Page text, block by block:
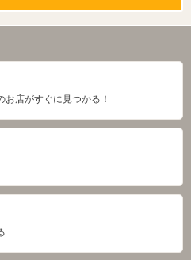
店がすぐに見つかる！